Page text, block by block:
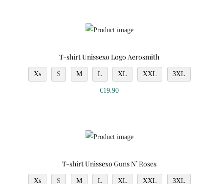
T-shirt Unissexo Logo Aerosmith
Xs S M L XL XXL 3XL
€19.90
T-shirt Unissexo Guns N’ Roses
Xs S M L XL XXL 3XL